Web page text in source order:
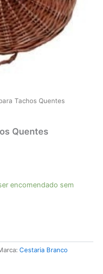
Tachos Quentes
Quentes
encomendado sem
Cestaria Branco